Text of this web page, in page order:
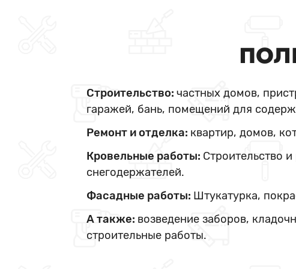
Строительство: частных домов,
гаражей, бань, помещений для
Ремонт и отделка: квартир, домов,
Кровельные работы: Строительство
снегодержателей.
Фасадные работы: Штукатурка,
А также: возведение заборов,
строительные работы.